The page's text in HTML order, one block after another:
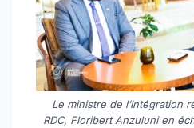
Le ministre de l’Intégration
RDC, Floribert Anzuluni en